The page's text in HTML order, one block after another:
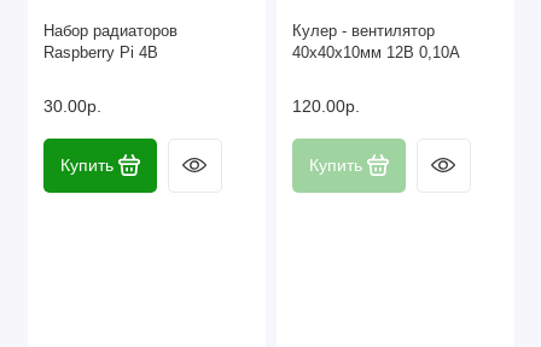
Набор радиаторов
Raspberry Pi 4B
30.00р.
Купить
Кулер - вентилятор
40х40х10мм 12В 0,10А
120.00р.
Купить